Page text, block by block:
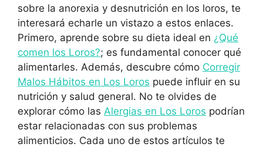
sobre la anorexia y desnutrición en los loros, te
interesará echarle un vistazo a estos enlaces.
Primero, aprende sobre su dieta ideal en ¿Qué
comen los Loros?; es fundamental conocer qué
alimentarles. Además, descubre cómo Corregir
Malos Hábitos en Los Loros puede influir en su
nutrición y salud general. No te olvides de
explorar cómo las Alergias en Los Loros podrían
estar relacionadas con sus problemas
alimenticios. Cada uno de estos artículos te